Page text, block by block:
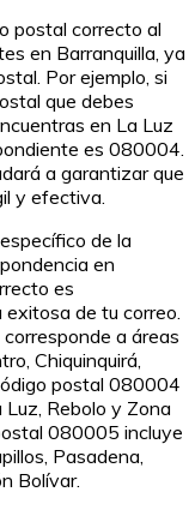
postal correcto al
en Barranquilla, ya
Por ejemplo, si
que debes
en La Luz
es 080004.
a garantizar que
y efectiva.
de la
en
es
de tu correo.
a áreas
Chiquinquirá,
postal 080004
Rebolo y Zona
080005 incluye
Pasadena,
Bolívar.